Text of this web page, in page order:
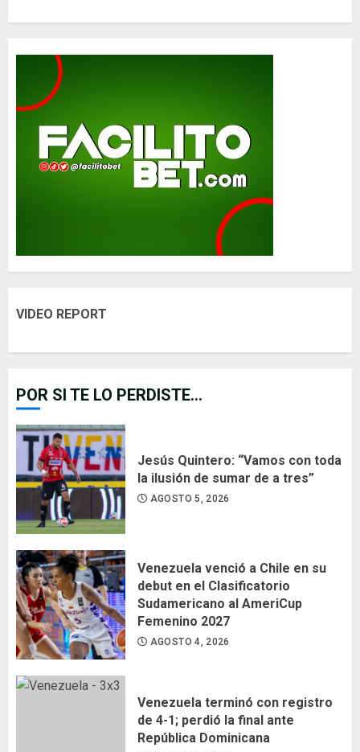
VIDEO REPORT
POR SI TE LO PERDISTE...
Jesús Quintero: “Vamos con toda
la ilusión de sumar de a tres”
AGOSTO 5, 2026
Venezuela venció a Chile en su
debut en el Clasificatorio
Sudamericano al AmeriCup
Femenino 2027
AGOSTO 4, 2026
Venezuela terminó con registro
de 4-1; perdió la final ante
República Dominicana